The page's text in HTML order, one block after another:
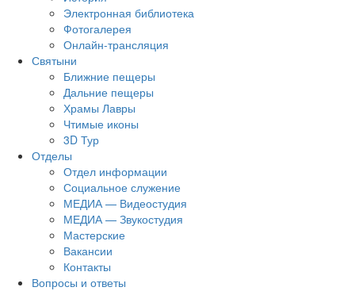
Электронная библиотека
Фотогалерея
Онлайн-трансляция
Святыни
Ближние пещеры
Дальние пещеры
Храмы Лавры
Чтимые иконы
3D Тур
Отделы
Отдел информации
Социальное служение
МЕДИА — Видеостудия
МЕДИА — Звукостудия
Мастерские
Вакансии
Контакты
Вопросы и ответы